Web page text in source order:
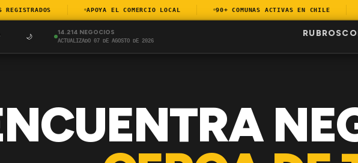
APOYA EL COMERCIO LOCAL 90+ COMUNAS ACTIVAS EN CHILE
🌙
14.214 NEGOCIOS
ACTUALIZADO 07 DE AGOSTO DE 2026
RUBROS